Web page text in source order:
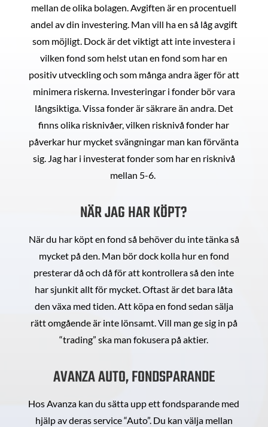
mellan de olika bolagen. Avgiften är en procentuell
andel av din investering. Man vill ha en så låg avgift
som möjligt. Dock är det viktigt att inte investera i
vilken fond som helst utan en fond som har en
positiv utveckling och som många andra äger för att
minimera riskerna. Investeringar i fonder bör vara
långsiktiga. Vissa fonder är säkrare än andra. Det
finns olika risknivåer, vilken risknivå fonder har
påverkar hur mycket svängningar man kan förvänta
sig. Jag har i investerat fonder som har en risknivå
mellan 5-6.
NÄR JAG HAR KÖPT?
När du har köpt en fond så behöver du inte tänka så
mycket på den. Man bör dock kolla hur en fond
presterar då och då för att kontrollera så den inte
har sjunkit allt för mycket. Oftast är det bara låta
den växa med tiden. Att köpa en fond sedan sälja
rätt omgående är inte lönsamt. Vill man ge sig in på
“trading” ska man fokusera på aktier.
AVANZA AUTO, FONDSPARANDE
Hos Avanza kan du sätta upp ett fondsparande med
hjälp av deras service “Auto”. Du kan välja mellan